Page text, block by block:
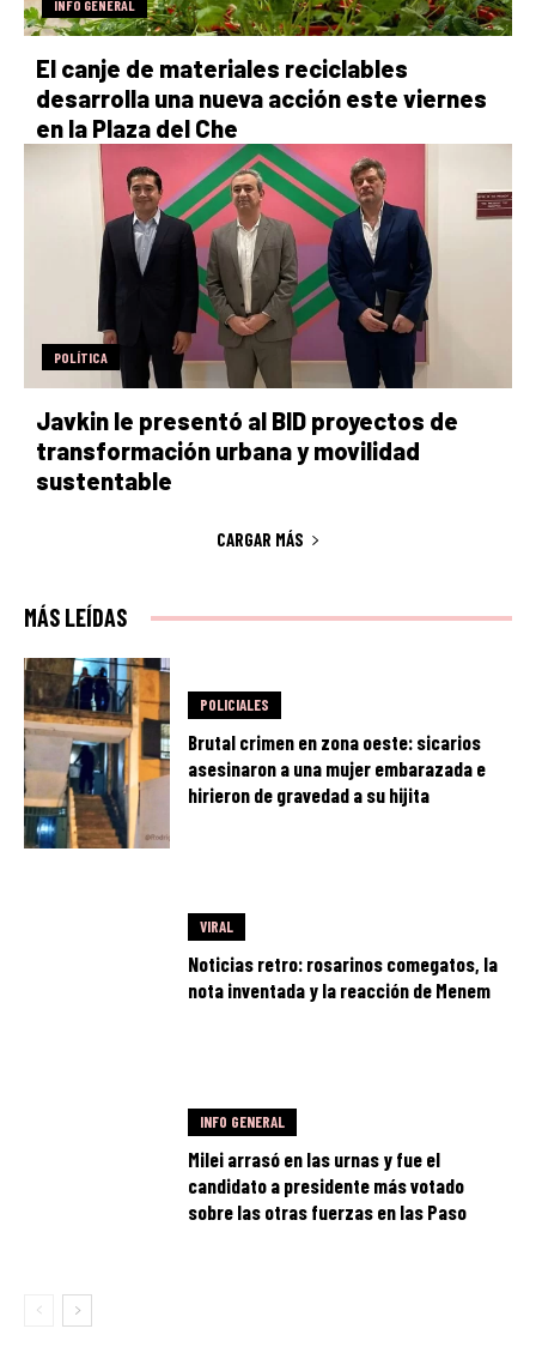
INFO GENERAL
El canje de materiales reciclables
desarrolla una nueva acción este viernes
en la Plaza del Che
POLÍTICA
Javkin le presentó al BID proyectos de
transformación urbana y movilidad
sustentable
CARGAR MÁS
MÁS LEÍDAS
POLICIALES
Brutal crimen en zona oeste: sicarios
asesinaron a una mujer embarazada e
hirieron de gravedad a su hijita
VIRAL
Noticias retro: rosarinos comegatos, la
nota inventada y la reacción de Menem
INFO GENERAL
Milei arrasó en las urnas y fue el
candidato a presidente más votado
sobre las otras fuerzas en las Paso